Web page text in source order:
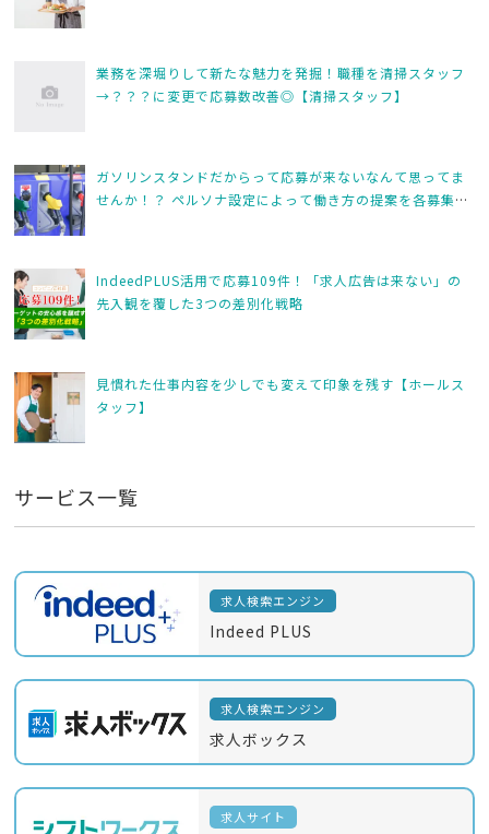
o
k
業務を深堀りして新たな魅力を発掘！職種を清掃スタッフ
→？？？に変更で応募数改善◎【清掃スタッフ】
ガソリンスタンドだからって応募が来ないなんて思ってま
せんか！？ ペルソナ設定によって働き方の提案を各募集要
IndeedPLUS活用で応募109件！「求人広告は来ない」の
先入観を覆した3つの差別化戦略
見慣れた仕事内容を少しでも変えて印象を残す【ホールス
タッフ】
サービス一覧
求人検索エンジン
Indeed PLUS
求人検索エンジン
求人ボックス
求人サイト